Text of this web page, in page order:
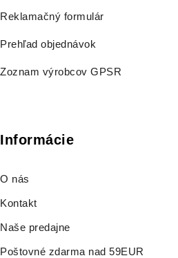
Reklamačný formulár
Prehľad objednávok
Zoznam výrobcov GPSR
Informácie
O nás
Kontakt
Naše predajne
Poštovné zdarma nad 59EUR